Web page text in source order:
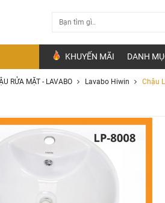
KHUYẾN MÃI DANH
RỬA MẶT - LAVABO Lavabo Hiwin Chậu